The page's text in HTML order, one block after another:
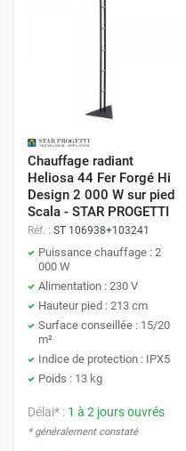
Chauffage radiant
Heliosa 44 Fer Forgé Hi
Design 2 000 W sur pied
Scala - STAR PROGETTI
Réf. : ST 106938+103241
Puissance chauffage : 2
000 W
Alimentation : 230 V
Hauteur pied : 213 cm
Surface conseillée : 15/20
m²
Indice de protection : IPX5
Poids : 13 kg
Délai* : 1 à 2 jours ouvrés
* généralement constaté